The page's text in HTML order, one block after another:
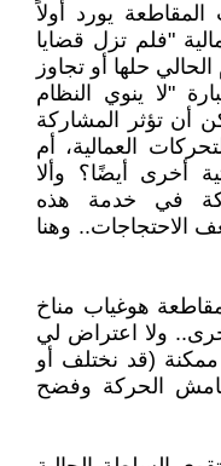
يورد أولاً
"فلم تزل قضايا
حلها أو تجاوز
"لا ينوي النظام
أن تؤثر المشاركة
العمالية، أم
أخرى أيضًا؟ وألا
في خدمة هذه
الاحتجاجات.. وهنا
هوغياب مناخ
ولا اعتراض لي
(قد نختلف أو
الحركة وفضح